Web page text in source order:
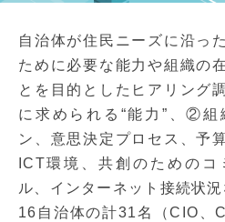
自治体が住民ニーズに沿っ
ために必要な能力や組織の
とを目的としたヒアリング
に求められる“能力”、②組
ン、意思決定プロセス、予
ICT環境、共創のための
ル、インターネット接続状
16自治体の計31名（CIO、